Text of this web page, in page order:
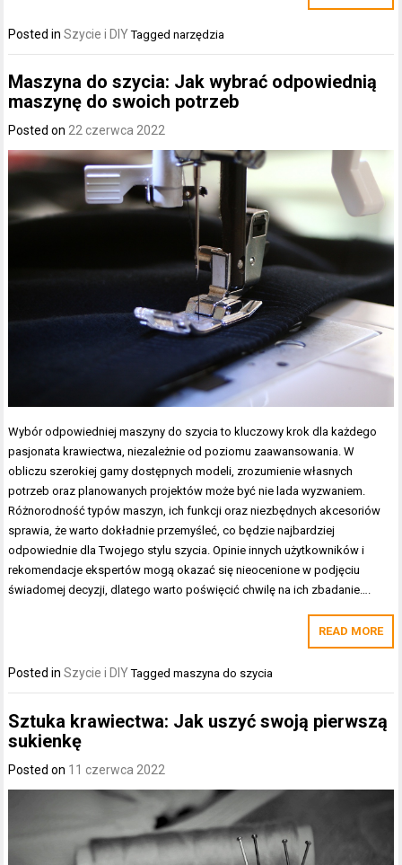
Posted inSzycie i DIY Taggednarzędzia
Maszyna do szycia: Jak wybrać odpowiednią
maszynę do swoich potrzeb
Posted on22 czerwca 2022
Wybór odpowiedniej maszyny do szycia to kluczowy krok dla każdego
pasjonata krawiectwa, niezależnie od poziomu zaawansowania. W
obliczu szerokiej gamy dostępnych modeli, zrozumienie własnych
potrzeb oraz planowanych projektów może być nie lada wyzwaniem.
Różnorodność typów maszyn, ich funkcji oraz niezbędnych akcesoriów
sprawia, że warto dokładnie przemyśleć, co będzie najbardziej
odpowiednie dla Twojego stylu szycia. Opinie innych użytkowników i
rekomendacje ekspertów mogą okazać się nieocenione w podjęciu
świadomej decyzji, dlatego warto poświęcić chwilę na ich zbadanie….
READ MORE
Posted inSzycie i DIY Taggedmaszyna do szycia
Sztuka krawiectwa: Jak uszyć swoją pierwszą
sukienkę
Posted on 11 czerwca 2022